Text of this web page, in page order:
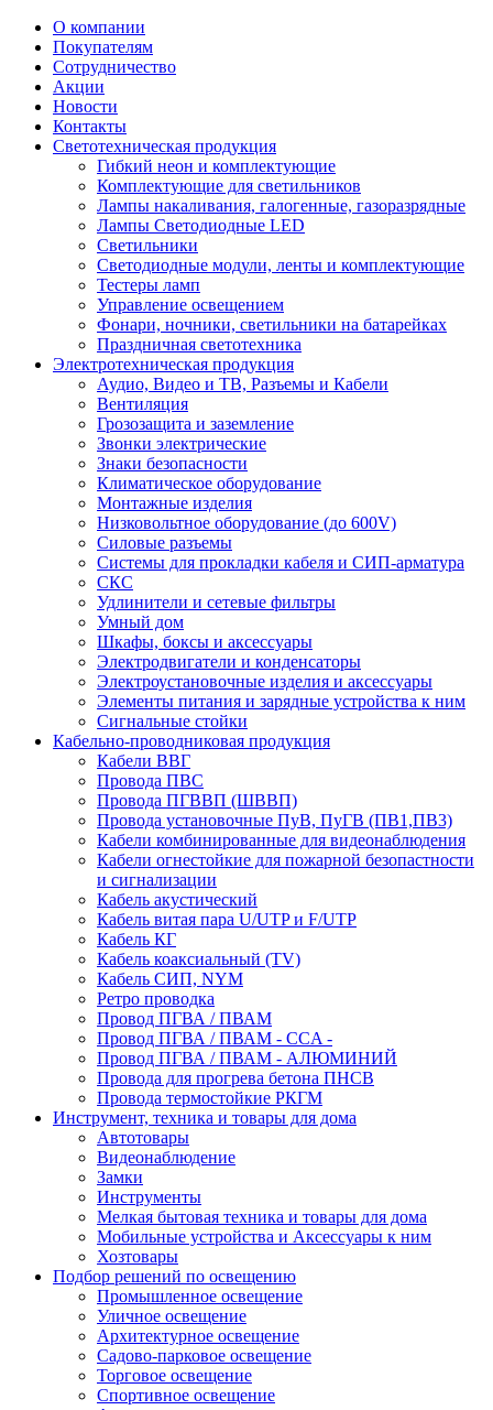
О компании
Покупателям
Сотрудничество
Акции
Новости
Контакты
Светотехническая продукция
Гибкий неон и комплектующие
Комплектующие для светильников
Лампы накаливания, галогенные, газоразрядные
Лампы Светодиодные LED
Светильники
Светодиодные модули, ленты и комплектующие
Тестеры ламп
Управление освещением
Фонари, ночники, светильники на батарейках
Праздничная светотехника
Электротехническая продукция
Аудио, Видео и ТВ, Разъемы и Кабели
Вентиляция
Грозозащита и заземление
Звонки электрические
Знаки безопасности
Климатическое оборудование
Монтажные изделия
Низковольтное оборудование (до 600V)
Силовые разъемы
Системы для прокладки кабеля и СИП-арматура
СКС
Удлинители и сетевые фильтры
Умный дом
Шкафы, боксы и аксессуары
Электродвигатели и конденсаторы
Электроустановочные изделия и аксессуары
Элементы питания и зарядные устройства к ним
Сигнальные стойки
Кабельно-проводниковая продукция
Кабели ВВГ
Провода ПВС
Провода ПГВВП (ШВВП)
Провода установочные ПуВ, ПуГВ (ПВ1,ПВ3)
Кабели комбинированные для видеонаблюдения
Кабели огнестойкие для пожарной безопастности
и сигнализации
Кабель акустический
Кабель витая пара U/UTP и F/UTP
Кабель КГ
Кабель коаксиальный (TV)
Кабель СИП, NYM
Ретро проводка
Провод ПГВА / ПВАМ
Провод ПГВА / ПВАМ - CCA -
Провод ПГВА / ПВАМ - АЛЮМИНИЙ
Провода для прогрева бетона ПНСВ
Провода термостойкие РКГМ
Инструмент, техника и товары для дома
Автотовары
Видеонаблюдение
Замки
Инструменты
Мелкая бытовая техника и товары для дома
Мобильные устройства и Аксессуары к ним
Хозтовары
Подбор решений по освещению
Промышленное освещение
Уличное освещение
Архитектурное освещение
Садово-парковое освещение
Торговое освещение
Спортивное освещение